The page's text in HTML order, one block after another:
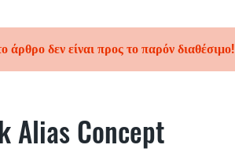
άρθρο δεν είναι προς το παρόν διαθέσιμο!
Alias Concept